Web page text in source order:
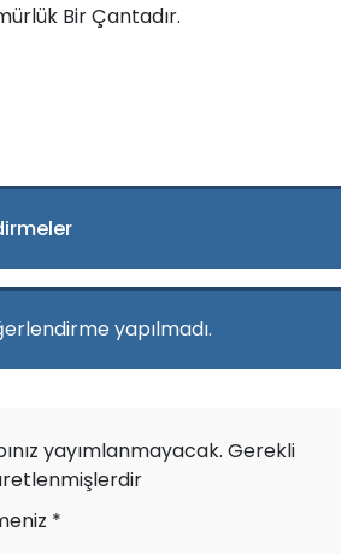
Bir Çantadır.
yapılmadı.
yayımlanmayacak. Gerekli
*